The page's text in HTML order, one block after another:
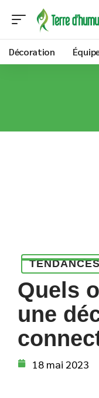
Décoration
Quels
une
18 mai 2023